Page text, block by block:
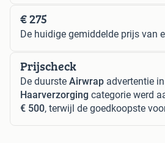
€ 275
De huidige gemiddelde prijs van
Prijscheck
De duurste Airwrap advertentie
Haarverzorging categorie werd
€ 500, terwijl de goedkoopste